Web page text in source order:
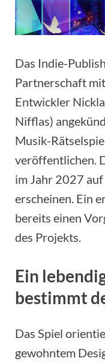
Das Indie-
Partnerschaft
Entwickler
Nifflas)
Musik-
veröffentlichen.
im Jahr 2027 auf
erscheinen. Ein
bereits einen
des Projekts.
Ein
bestimmt
Das Spiel
gewohntem